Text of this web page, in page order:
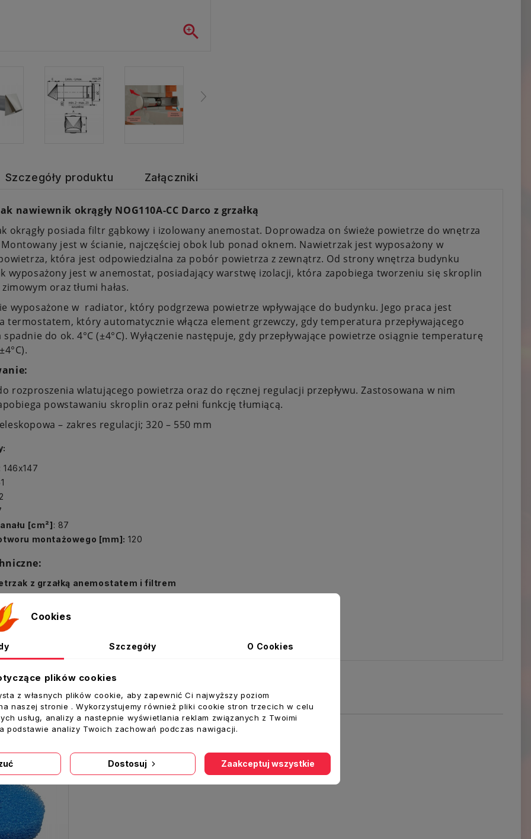

Szczegóły produktu Załączniki
nawiewnik okrągły NOG110A-CC Darco z grzałką
okrągły posiada filtr gąbkowy i izolowany anemostat. Doprowadza on świeże powietrze do wnętrza
jest w ścianie, najczęściej obok lub ponad oknem. Nawietrzak jest wyposażony w
która jest odpowiedzialna za pobór powietrza z zewnątrz. Od strony wnętrza budynku
wyposażony jest w anemostat, posiadający warstwę izolacji, która zapobiega tworzeniu się skroplin
oraz tłumi hałas.
wyposażone w radiator, który podgrzewa powietrze wpływające do budynku. Jego praca jest
termostatem, który automatycznie włącza element grzewczy, gdy temperatura przepływającego
do ok. 4°C (±4°C). Wyłączenie następuje, gdy przepływające powietrze osiągnie temperaturę
rozproszenia wlatującego powietrza oraz do ręcznej regulacji przepływu. Zastosowana w nim
powstawaniu skroplin oraz pełni funkcję tłumiącą.
– zakres regulacji; 320 – 550 mm
: 146x147
[cm²]: 87
montażowego [mm]: 120
z grzałką anemostatem i filtrem
chromoniklowa
DARCO
Cookies
Szczegóły O Cookies
plików cookies
z własnych plików cookie, aby zapewnić Ci najwyższy poziom
naszej stronie . Wykorzystujemy również pliki cookie stron trzecich w celu
usług, analizy a nastepnie wyświetlania reklam związanych z Twoimi
podstawie analizy Twoich zachowań podczas nawigacji.
Dostosuj Zaakceptuj wszystkie